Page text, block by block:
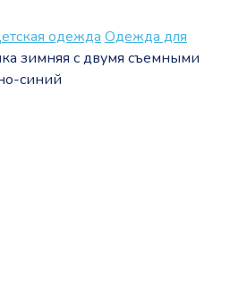
одежда Одежда для
зимняя с двумя съемными
синий